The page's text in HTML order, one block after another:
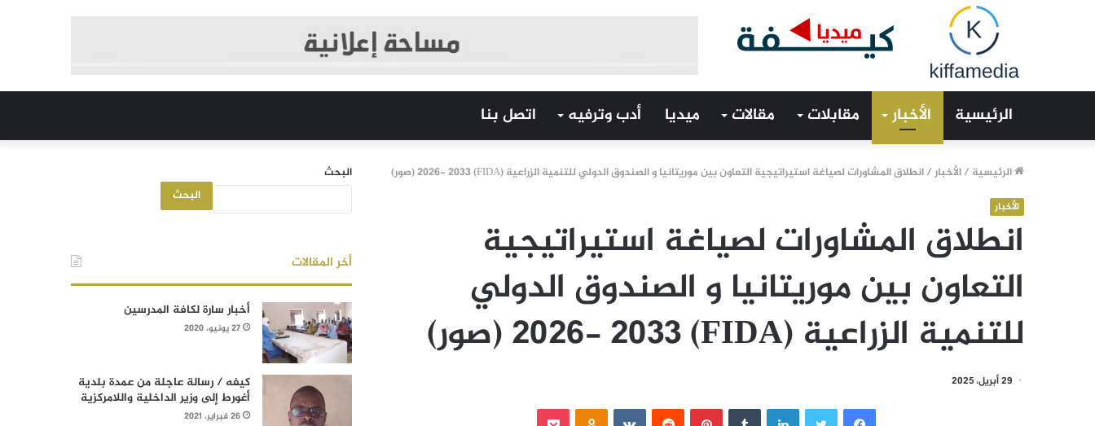
الرئيسية الأخبار مقابلات مقالات ميديا أدب وترفيه اتصل بنا
الرئيسية /الأخبار/انطلاق المشاورات لصياغة استيراتيجية التعاون بين موريتانيا و الصندوق الدولي للتنمية الزراعية (FIDA) 2026- 2033 (صور)
الأخبار
انطلاق المشاورات لصياغة استيراتيجية
التعاون بين موريتانيا و الصندوق الدولي
للتنمية الزراعية (FIDA) 2026- 2033 (صور)
29 أبريل، 2025
فيسبوك لينكدإن بينتيريست
البحث
البحث
أخر المقالات
أخبار سارة لكافة المدرسين
27 يونيو، 2020
كيفه / رسالة عاجلة من عمدة بلدية
أغورط إلى وزير الداخلية واللامركزية
26 فبراير، 2021